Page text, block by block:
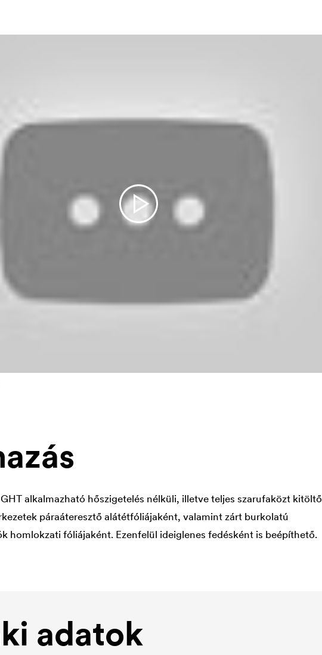
alkalmazható hőszigetelés nélküli, illetve teljes szarufaközt kitöltő
páraáteresztő alátétfóliájaként, valamint zárt burkolatú
homlokzati fóliájaként. Ezenfelül ideiglenes fedésként is beépíthető.
adatok